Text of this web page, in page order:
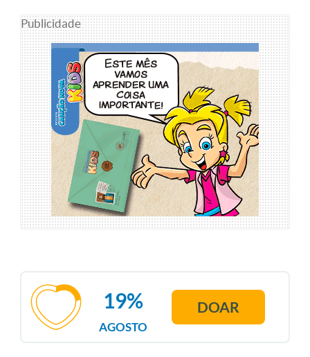
Publicidade
AGOSTO
19% DOAR